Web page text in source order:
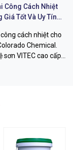
Công Cách Nhiệt
Giá Tốt Và Uy Tín
cách nhiệt cho
Chemical.
sơn VITEC cao cấp